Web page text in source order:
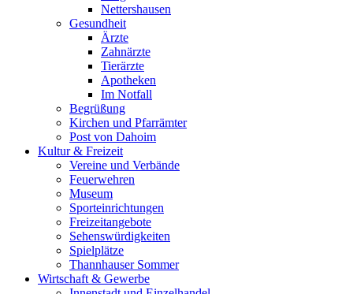
Nettershausen
Gesundheit
Ärzte
Zahnärzte
Tierärzte
Apotheken
Im Notfall
Begrüßung
Kirchen und Pfarrämter
Post von Dahoim
Kultur & Freizeit
Vereine und Verbände
Feuerwehren
Museum
Sporteinrichtungen
Freizeitangebote
Sehenswürdigkeiten
Spielplätze
Thannhauser Sommer
Wirtschaft & Gewerbe